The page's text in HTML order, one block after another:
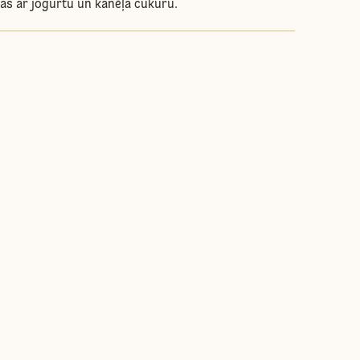
ar jogurtu un kanēļa cukuru.